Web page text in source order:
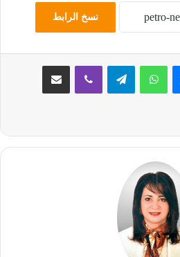
نسخ الرابط
ماسنجر واتساب تيلقرام ڤايبر مشاركة عبر البريد